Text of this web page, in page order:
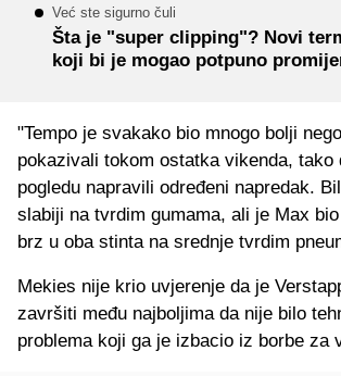
Već ste sigurno čuli
Šta je "super clipping"? Novi
koji bi je mogao potpuno
"Tempo je svakako bio mnogo bolji
pokazivali tokom ostatka vikenda, tako
pogledu napravili određeni napredak.
slabiji na tvrdim gumama, ali je Max
brz u oba stinta na srednje tvrdim
Mekies nije krio uvjerenje da je
završiti među najboljima da nije bilo
problema koji ga je izbacio iz borbe za